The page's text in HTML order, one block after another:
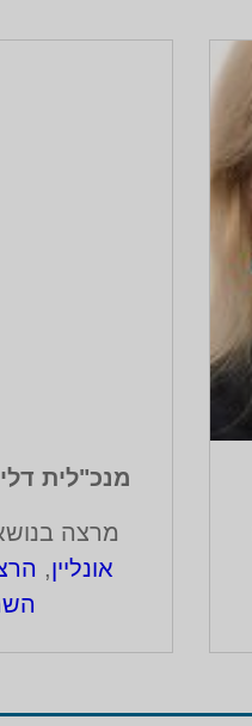
מנכ"לית
מרצה
אונליין,